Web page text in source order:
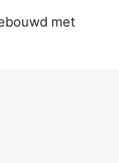
met